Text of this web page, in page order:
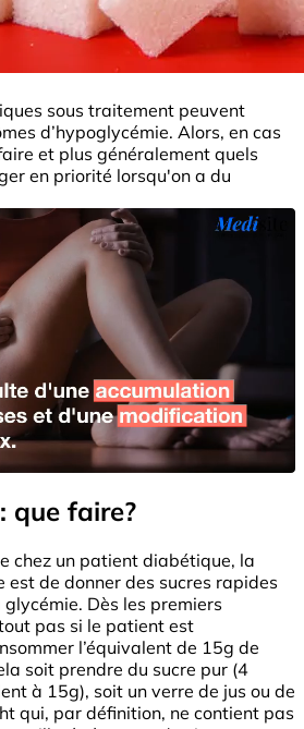
sous traitement peuvent
d’hypoglycémie. Alors, en cas
et plus généralement quels
en priorité lorsqu'on a du
que faire?
chez un patient diabétique, la
est de donner des sucres rapides
Dès les premiers
pas si le patient est
l’équivalent de 15g de
soit prendre du sucre pur (4
à 15g), soit un verre de jus ou de
qui, par définition, ne contient pas